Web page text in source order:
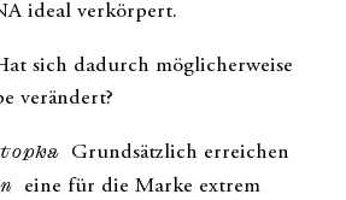
ideal verkörpert.
sich dadurch möglicherweise
verändert?
Grundsätzlich erreichen
eine für die Marke extrem